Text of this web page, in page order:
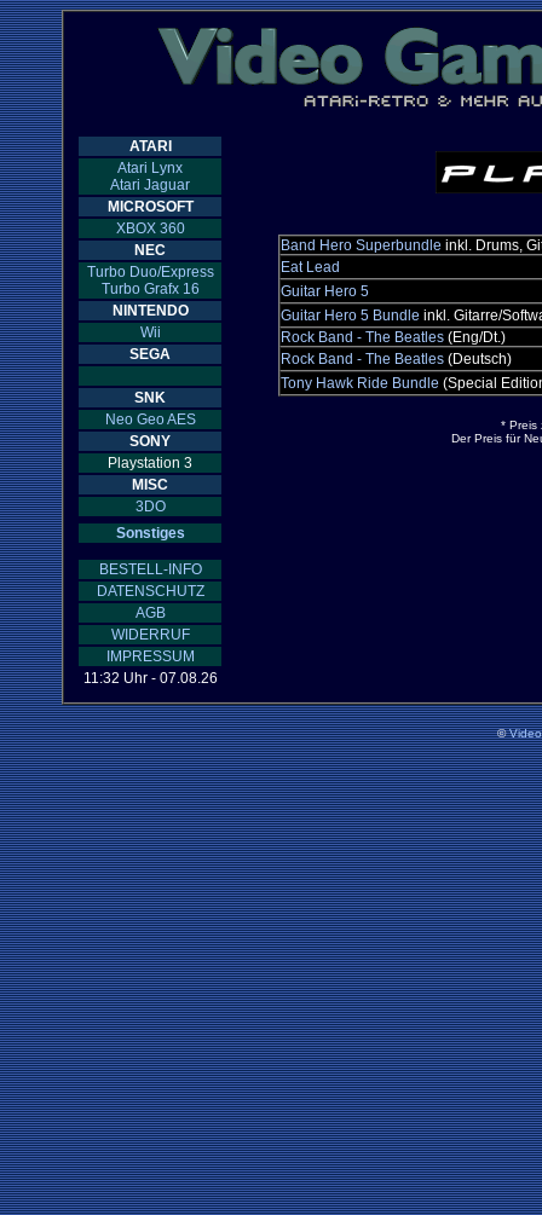
ATARI
Atari Lynx
Atari Jaguar
MICROSOFT
XBOX 360
NEC
Turbo Duo/Express
Turbo Grafx 16
NINTENDO
Wii
SEGA
SNK
Neo Geo AES
SONY
Playstation 3
MISC
3DO
Sonstiges
BESTELL-INFO
DATENSCHUTZ
AGB
WIDERRUF
IMPRESSUM
11:32 Uhr - 07.08.26
Band Hero Superbundle inkl. Drums,
Eat Lead
Guitar Hero 5
Guitar Hero 5 Bundle inkl. Gitarre/
Rock Band - The Beatles(Eng/Dt.)
Rock Band - The Beatles(Deutsch)
Tony Hawk Ride Bundle (Special
* Preis
Der Preis für
©